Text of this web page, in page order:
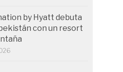
by Hyatt debuta
con un resort